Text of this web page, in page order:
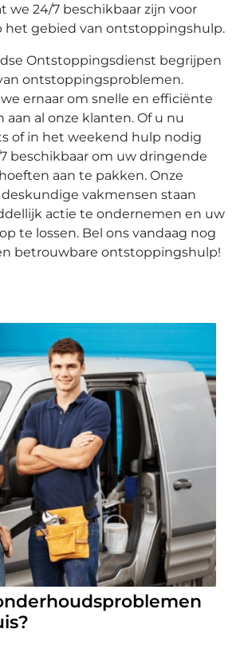
we 24/7 beschikbaar zijn voor
het gebied van ontstoppingshulp.​
Ontstoppingsdienst begrijpen
ontstoppingsproblemen.​
ernaar om snelle en efficiënte
aan al onze klanten.​ Of u nu
of in het weekend hulp nodig
beschikbaar om uw dringende
aan te pakken.​ Onze
vakmensen staan
actie te ondernemen en uw
te lossen.​ Bel ons vandaag nog
betrouwbare ontstoppingshulp!